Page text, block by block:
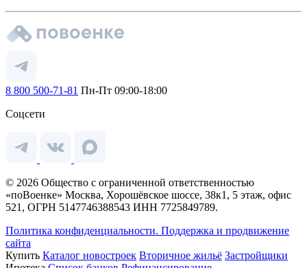
8 800 500-71-81 Пн-Пт 09:00-18:00
Соцсети
© 2026 Общество с ограниченной ответственностью
«поВоенке» Москва, Хорошёвское шоссе, 38к1, 5 этаж, офис
521, ОГРН 5147746388543 ИНН 7725849789.
Политика конфиденциальности. Поддержка и продвижение
сайта
Купить Каталог новостроек Вторичное жильё Застройщики